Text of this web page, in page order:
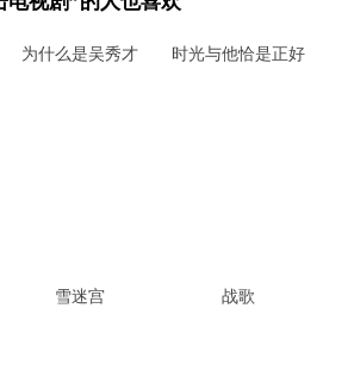
为什么是吴秀才 时光与他恰是正好
雪迷宫 战歌